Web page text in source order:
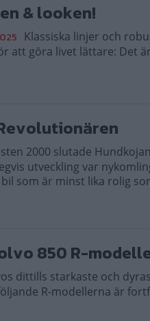
& looken!
Klassiska linjer och
att göra livet lättare: Det
2000 slutade
utveckling var
som är minst lika rolig
850 R-
dittills starkaste och
R-modellerna är